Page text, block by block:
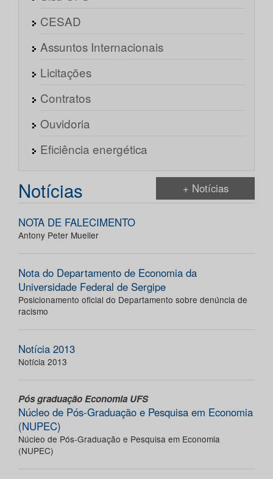
CESAD
Assuntos Internacionais
Licitações
Contratos
Ouvidoria
Eficiência energética
Notícias + Notícias
NOTA DE FALECIMENTO
Antony Peter Mueller
Nota do Departamento de Economia da
Universidade Federal de Sergipe
Posicionamento oficial do Departamento sobre denúncia de
racismo
Notícia 2013
Notícia 2013
Pós graduação Economia UFS
Núcleo de Pós-Graduação e Pesquisa em Economia
(NUPEC)
Núcleo de Pós-Graduação e Pesquisa em Economia
(NUPEC)